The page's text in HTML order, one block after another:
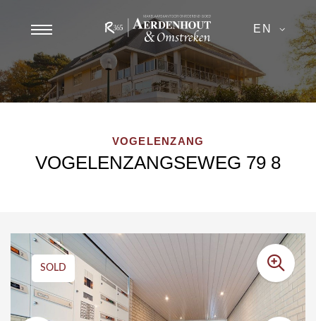
EN
VOGELENZANG
VOGELENZANGSEWEG 79 8
SOLD